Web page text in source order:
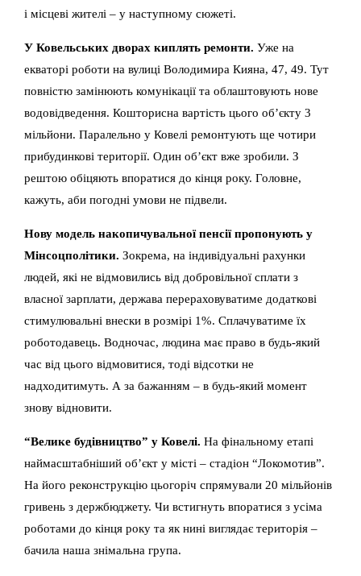
і місцеві жителі – у наступному сюжеті.
У Ковельських дворах киплять ремонти. Уже на
екваторі роботи на вулиці Володимира Кияна, 47, 49. Тут
повністю замінюють комунікації та облаштовують нове
водовідведення. Кошторисна вартість цього об’єкту 3
мільйони. Паралельно у Ковелі ремонтують ще чотири
прибудинкові території. Один об’єкт вже зробили. З
рештою обіцяють впоратися до кінця року. Головне,
кажуть, аби погодні умови не підвели.
Нову модель накопичувальної пенсії пропонують у
Мінсоцполітики. Зокрема, на індивідуальні рахунки
людей, які не відмовились від добровільної сплати з
власної зарплати, держава перераховуватиме додаткові
стимулювальні внески в розмірі 1%. Сплачуватиме їх
роботодавець. Водночас, людина має право в будь-який
час від цього відмовитися, тоді відсотки не
надходитимуть. А за бажанням – в будь-який момент
знову відновити.
“Велике будівництво” у Ковелі. На фінальному етапі
наймасштабніший об’єкт у місті – стадіон “Локомотив”.
На його реконструкцію цьогоріч спрямували 20 мільйонів
гривень з держбюджету. Чи встигнуть впоратися з усіма
роботами до кінця року та як нині виглядає територія –
бачила наша знімальна група.